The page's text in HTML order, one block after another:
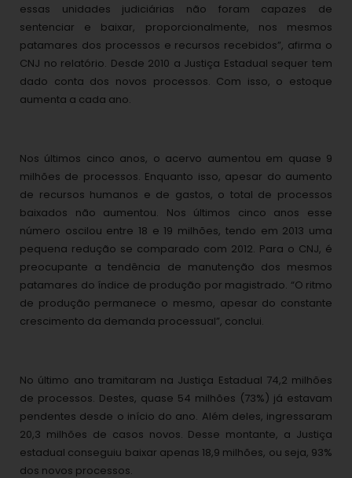
essas unidades judiciárias não foram capazes de
sentenciar e baixar, proporcionalmente, nos mesmos
patamares dos processos e recursos recebidos”, afirma o
CNJ no relatório. Desde 2010 a Justiça Estadual sequer tem
dado conta dos novos processos. Com isso, o estoque
aumenta a cada ano.
Nos últimos cinco anos, o acervo aumentou em quase 9
milhões de processos. Enquanto isso, apesar do aumento
de recursos humanos e de gastos, o total de processos
baixados não aumentou. Nos últimos cinco anos esse
número oscilou entre 18 e 19 milhões, tendo em 2013 uma
pequena redução se comparado com 2012. Para o CNJ, é
preocupante a tendência de manutenção dos mesmos
patamares do índice de produção por magistrado. “O ritmo
de produção permanece o mesmo, apesar do constante
crescimento da demanda processual”, conclui.
No último ano tramitaram na Justiça Estadual 74,2 milhões
de processos. Destes, quase 54 milhões (73%) já estavam
pendentes desde o início do ano. Além deles, ingressaram
20,3 milhões de casos novos. Desse montante, a Justiça
estadual conseguiu baixar apenas 18,9 milhões, ou seja, 93%
dos novos processos.